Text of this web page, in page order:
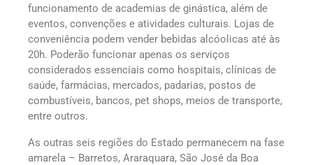
funcionamento de academias de ginástica, além de
eventos, convenções e atividades culturais. Lojas de
conveniência podem vender bebidas alcóolicas até às
20h. Poderão funcionar apenas os serviços
considerados essenciais como hospitais, clínicas de
saúde, farmácias, mercados, padarias, postos de
combustíveis, bancos, pet shops, meios de transporte,
entre outros.
As outras seis regiões do Estado permanecem na fase
amarela – Barretos, Araraquara, São José da Boa